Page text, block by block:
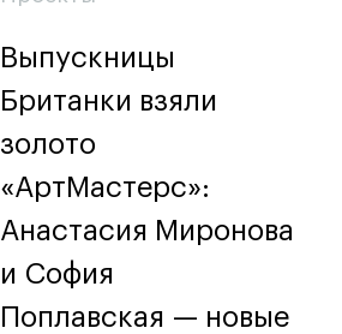
Выпускницы
Британки взяли
золото
«АртМастерс»:
Анастасия Миронова
и София
Поплавская — новые